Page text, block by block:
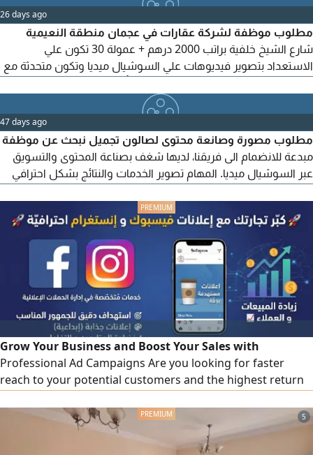
6م الراتب يحدد بعد المقابلة. مكان العمل معرض أبو راشد للسيارات -
معرض 61 للتواصل واتساب أو اتصال
26 days ago
مطلوب موظفة لشركة عقارات في عجمان منطقة النعيمية
شارع الشيخ خلفية براتب 2000 درهم + عمولة 30 تكون علي
الاستعداد بتصوير فيديوهات علي السوشيال ميديا وتكون متحدثة مع
47 days ago
مطلوب مصورة وصانعة محتوى لصالون تجميل نبحث عن موظفة
مبدعة للانضمام الى فريقنا، لديها شغف بصناعة المحتوى والتسويق
عبر السوشيال ميديا. المهام تصوير الخدمات والنتائج بشكل احترافي
ونشر المحتوى على منصات التواصل الاجتماعي المساهمة في تطوير
الهوية البصرية للصالون يشترط وجود خبرة في التصوير وصناعة
المحتوى والتصميم
Grow Your Business and Boost Your Sales with
Professional Ad Campaigns Are you looking for faster
reach to your potential customers and the highest return
solutions to manage and design sponsored ad campaigns
on Meta platforms (Facebook & Instagram) with maximum
efficiency and at the best cost
5